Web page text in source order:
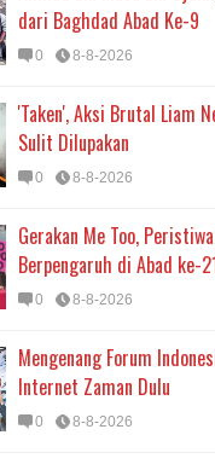
dari Baghdad Abad Ke-9
0 8-8-2026
'Taken', Aksi Brutal Liam
Sulit Dilupakan
0 8-8-2026
Gerakan Me Too,
Berpengaruh di Abad ke-
0 8-8-2026
Mengenang Forum
Internet Zaman Dulu
0 8-8-2026